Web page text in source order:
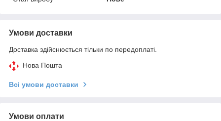
Умови доставки
Доставка здійснюється тільки по передоплаті.
Нова Пошта
Всі умови доставки
Умови оплати